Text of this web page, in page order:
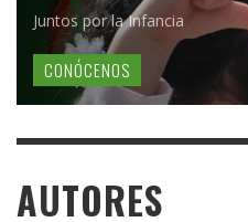
Juntos por la Infancia
CONÓCENOS
AUTORES